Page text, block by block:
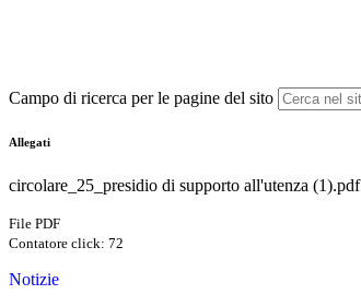
Campo di ricerca per le pagine del sito
Allegati
circolare_25_presidio di supporto all'utenza (1).pdf
File PDF
Contatore click: 72
Notizie